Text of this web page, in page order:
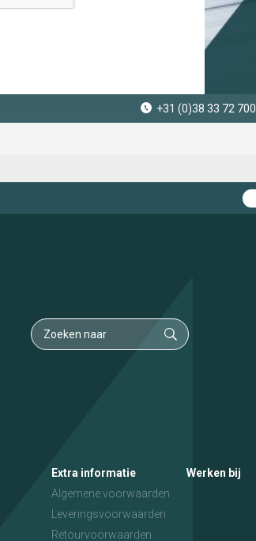
+31 (0)38 33 72 700
Extra informatie
Algemene voorwaarden
Leveringsvoorwaarden
Retourvoorwaarden
Werken bij